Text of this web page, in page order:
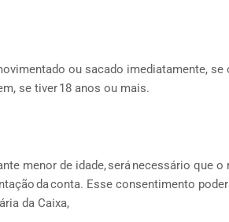
ou sacado imediatamente,
se tiver 18 anos ou mais.
menor de idade, será necessário que o
da conta. Esse consentimento
da Caixa,